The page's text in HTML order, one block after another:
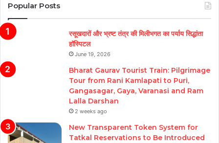
Popular Posts
रसूखदारों और भ्रष्ट तंत्र की मिलीभगत का पर्याय सिद्धांता
हॉस्पिटल
June 19, 2026
Bharat Gaurav Tourist Train: Pilgrimage
Tour from Rani Kamlapati to Puri,
Gangasagar, Gaya, Varanasi and Ram
Lalla Darshan
2 weeks ago
New Transparent Token System for
Tatkal Reservations to Be Introduced